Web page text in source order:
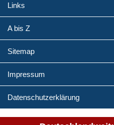
Links
A bis Z
Sitemap
Impressum
Datenschutzerklärung